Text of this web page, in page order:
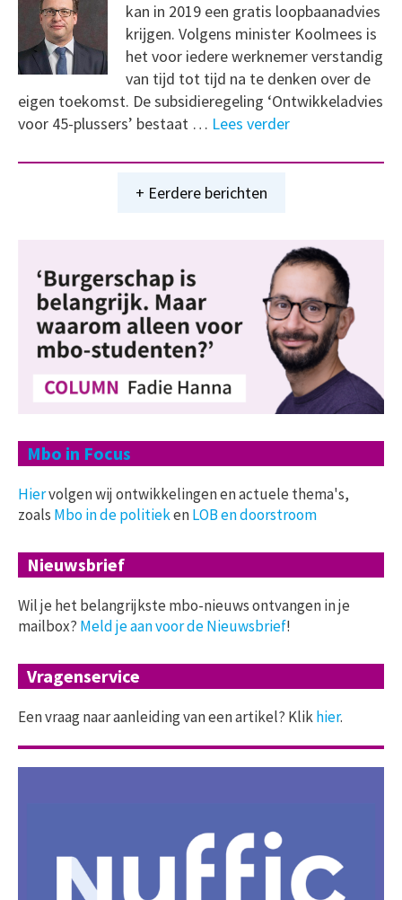
kan in 2019 een gratis loopbaanadvies
krijgen. Volgens minister Koolmees is
het voor iedere werknemer verstandig
van tijd tot tijd na te denken over de
eigen toekomst. De subsidieregeling ‘Ontwikkeladvies
voor 45-plussers’ bestaat … Lees verder
+ Eerdere berichten
Mbo in Focus
Hiervolgen wij ontwikkelingen en actuele thema's,
zoals Mbo in de politiekenLOB en doorstroom
Nieuwsbrief
Wil je het belangrijkste mbo-nieuws ontvangen in je
mailbox? Meld je aan voor de Nieuwsbrief!
Vragenservice
Een vraag naar aanleiding van een artikel? Klikhier.